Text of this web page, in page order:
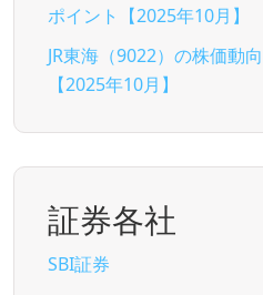
ポイント【2025年10月】
JR東海（9022）の株価動
【2025年10月】
証券各社
SBI証券